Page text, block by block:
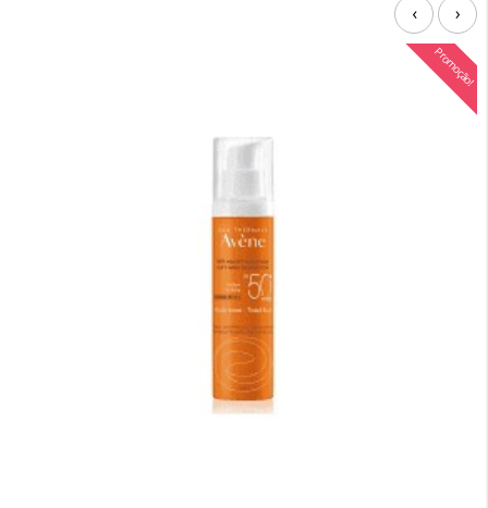
‹ ›
Promoção!